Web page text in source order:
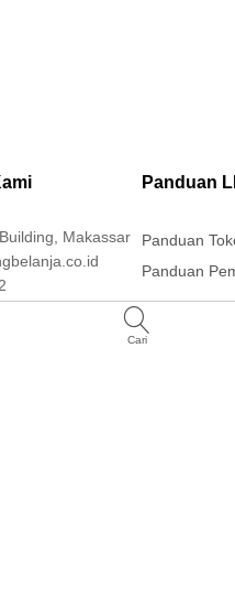
Cari
Makassar
Panduan
Panduan
Panduan